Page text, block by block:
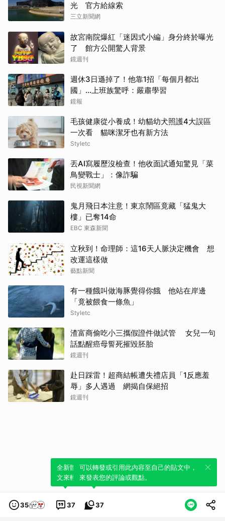
光 官方給線索
三立新聞網
故宮南院爆紅「迷因式小編」身分終於曝光
了 館方公開驚人背景
鏡週刊
週休3日遜掉了！他靠1招「每個月都出
國」...上班族驚呼：嚴肅學習
鏡報
毛孩健康從小養成！幼貓幼犬照護4大誤區
一次看 貓咪潔牙也有新方法
Styletc
丟AI寫履歷沒檢查！他收面試通知驚見「菜
鳥變戰士」：像詐騙
民視新聞網
鬼月飛日本注意！東京鬧區竟藏「猛鬼大
樓」已奪14命
EBC 東森新聞
立秋到！命理師：這16天人脈決定機會 想
改運這樣做
藝點新聞
有一種餓叫做海豚覺得你餓 他站在岸邊
「竟被餵食一條魚」
Styletc
渣富商偷吃小三攜假證件做試管 女兒一句
話點醒癌母誓死摧毀胚胎
鏡週刊
赴日踩雷！超商結帳遭失禮店員「1反應羞
辱」多人遇過 網揭自保絕招
鏡週刊
35 37
全新體驗！一鍵引用此內容，透過發布貼
文來輕鬆表達個人立場。
37
可以轉發或引用此內容至自己的貼文中，
來發表您的評論或觀點。